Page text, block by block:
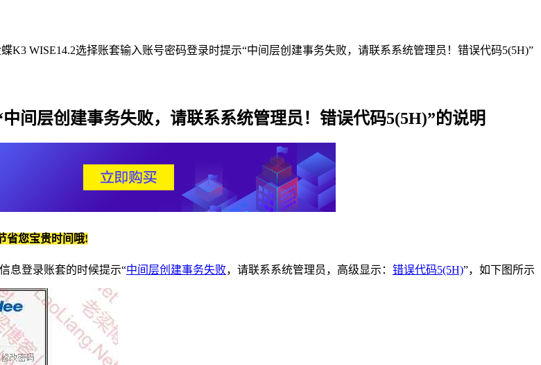
K3 WISE14.2选择账套输入账号密码登录时提示“中间层创建事务失败，请联系系统管理员！错误代码5(5H)”
间层创建事务失败，请联系系统管理员！错误代码5(5H)”的说明
省您宝贵时间哦!
息登录账套的时候提示“中间层创建事务失败，请联系系统管理员，高级显示： 错误代码5(5H)”，如下图所示